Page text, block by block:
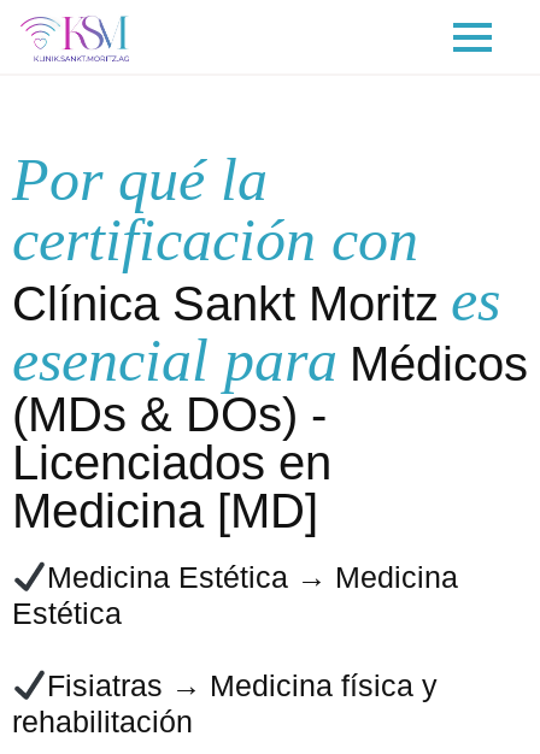
Por qué la
certificación con
Clínica Sankt Moritz es
esencial para Médicos
(MDs & DOs) -
Licenciados en
Medicina [MD]
Medicina Estética → Medicina
Estética
Fisiatras → Medicina física y
rehabilitación